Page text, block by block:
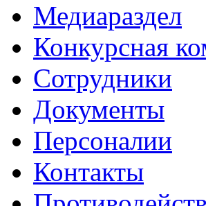
Медиараздел
Конкурсная
Сотрудники
Документы
Персоналии
Контакты